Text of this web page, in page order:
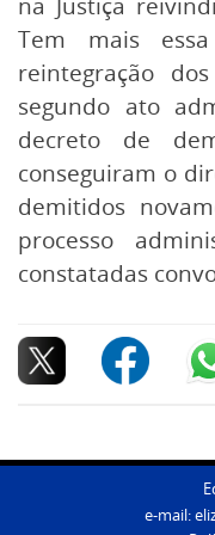
Tem mais
reintegração
segundo ato
decreto de
conseguiram o
demitidos
processo
constatadas
e-mail: